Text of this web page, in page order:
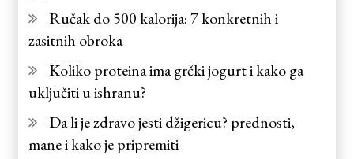
Ručak do 500 kalorija: 7 konkretnih i
zasitnih obroka
Koliko proteina ima grčki jogurt i kako ga
uključiti u ishranu?
Da li je zdravo jesti džigericu? prednosti,
mane i kako je pripremiti